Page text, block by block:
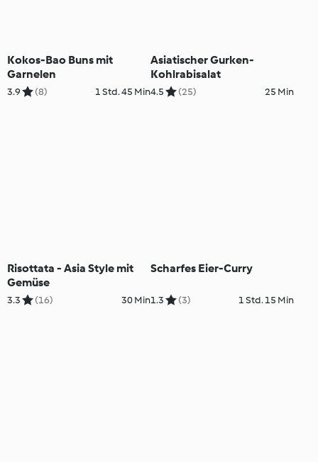
Kokos-Bao Buns mit
Garnelen
3.9 (8) 1 Std. 45 Min
Asiatischer Gurken-
Kohlrabisalat
4.5 (25) 25 Min
Risottata - Asia Style mit
Gemüse
3.3 (16) 30 Min
Scharfes Eier-Curry
1.3 (3) 1 Std. 15 Min